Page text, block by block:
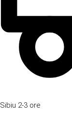
Sibiu 2-3 ore